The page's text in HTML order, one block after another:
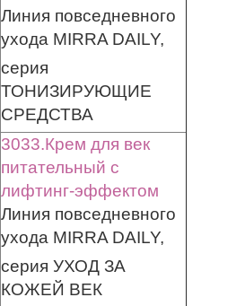
Линия повседневного
ухода MIRRA DAILY,
серия
ТОНИЗИРУЮЩИЕ
СРЕДСТВА
3033.Крем для век
питательный с
лифтинг-эффектом
Линия повседневного
ухода MIRRA DAILY,
серия УХОД ЗА
КОЖЕЙ ВЕК